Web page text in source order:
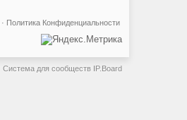
Политика Конфиденциальности
·
Система для сообществ IP.Board